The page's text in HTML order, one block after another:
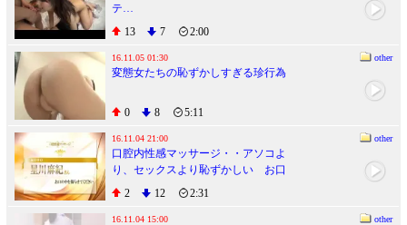
テ…
13
7 2:00
16.11.05 01:30 other
変態女たちの恥ずかしすぎる珍行為
0 8 5:11
16.11.04 21:00 other
口腔内性感マッサージ・・アソコよ
り、セックスより恥ずかしい お口
の中口腔性感マッサージ！
2 12 2:31
16.11.04 15:00 other